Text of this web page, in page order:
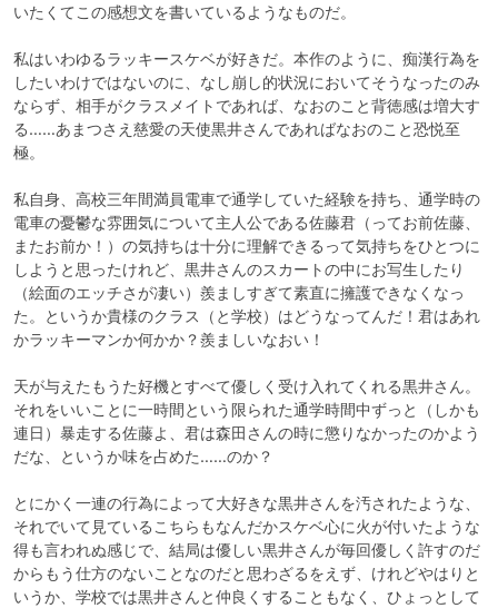
いたくてこの感想文を書いているようなものだ。
私はいわゆるラッキースケベが好きだ。本作のように、痴漢行為を
したいわけではないのに、なし崩し的状況においてそうなったのみ
ならず、相手がクラスメイトであれば、なおのこと背徳感は増大す
る……あまつさえ慈愛の天使黒井さんであればなおのこと恐悦至
極。
私自身、高校三年間満員電車で通学していた経験を持ち、通学時の
電車の憂鬱な雰囲気について主人公である佐藤君（ってお前佐藤、
またお前か！）の気持ちは十分に理解できるって気持ちをひとつに
しようと思ったけれど、黒井さんのスカートの中にお写生したり
（絵面のエッチさが凄い）羨ましすぎて素直に擁護できなくなっ
た。というか貴様のクラス（と学校）はどうなってんだ！君はあれ
かラッキーマンか何かか？羨ましいなおい！
天が与えたもうた好機とすべて優しく受け入れてくれる黒井さん。
それをいいことに一時間という限られた通学時間中ずっと（しかも
連日）暴走する佐藤よ、君は森田さんの時に懲りなかったのかよう
だな、というか味を占めた……のか？
とにかく一連の行為によって大好きな黒井さんを汚されたような、
それでいて見ているこちらもなんだかスケベ心に火が付いたような
得も言われぬ感じで、結局は優しい黒井さんが毎回優しく許すのだ
からもう仕方のないことなのだと思わざるをえず、けれどやはりと
いうか、学校では黒井さんと仲良くすることもなく、ひょっとして